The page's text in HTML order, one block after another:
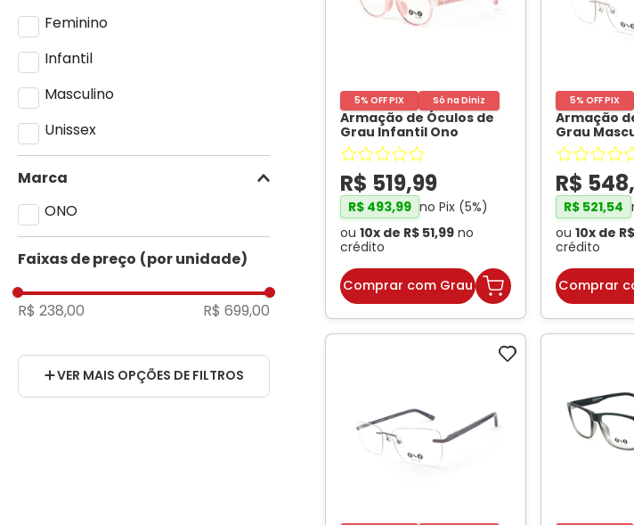
Feminino
Infantil
Masculino
Unissex
Marca
ONO
Faixas de preço
R$ 238,00 R$ 699,00
Altura da Lente
44
VER MAIS OPÇÕES DE FILTROS
5% OFF PIX Só na Diniz
Armação de Óculos de
Grau Infantil Ono
ON0020I Rosa
Translúcido
R$ 519,99
R$ 493,99 no Pix (5%)
ou 10x de R$ 51,99no
crédito
Comprar com Grau
5% OFF PIX
Armação
Grau
ON6016
R$ 548,
R$ 521,54
ou 10x de R$
crédito
Comprar